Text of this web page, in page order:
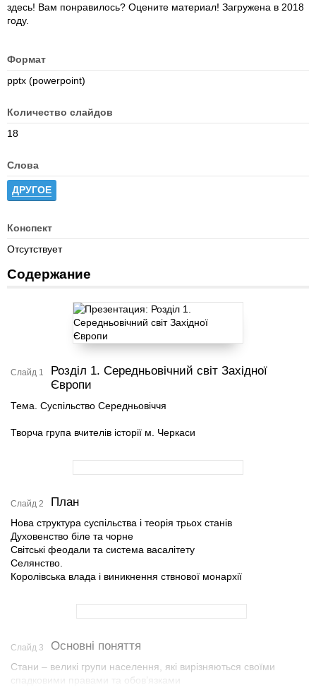
здесь! Вам понравилось? Оцените материал! Загружена в 2018
году.
Формат
pptx (powerpoint)
Количество слайдов
18
Слова
ДРУГОЕ
Конспект
Отсутствует
Содержание
Слайд 1
Розділ 1. Середньовічний світ Західної
Європи
Тема. Суспільство Cередньовіччя
Творча група вчителів історії м. Черкаси
Слайд 2 План
Нова структура суспільства і теорія трьох станів
Духовенство біле та чорне
Світські феодали та система васалітету
Селянство.
Королівська влада і виникнення ствнової монархії
Слайд 3 Основні поняття
Стани – великі групи населення, які вирізняються своїми
спадковими правами та обов’язками